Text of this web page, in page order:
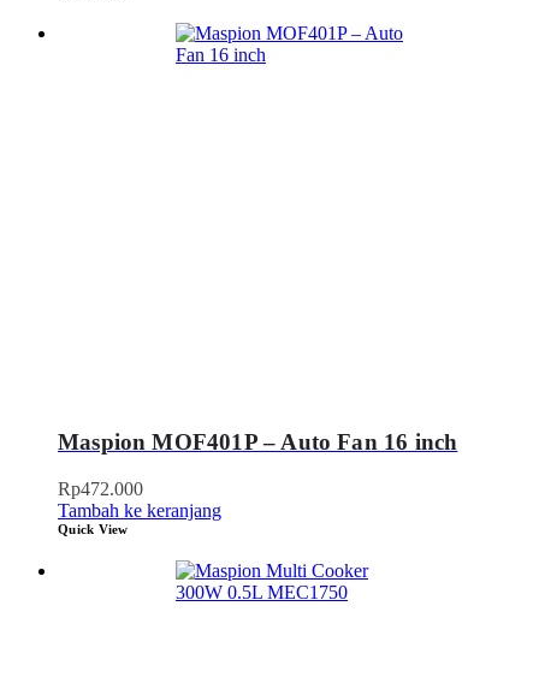
Maspion MOF401P – Auto Fan 16 inch
Rp472.000
Tambah ke keranjang
Quick View